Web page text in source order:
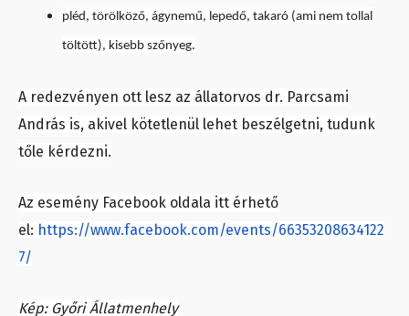
pléd, törölköző, ágynemű, lepedő, takaró (ami nem tollal
töltött), kisebb szőnyeg.
A redezvényen ott lesz az állatorvos dr. Parcsami
András is, akivel kötetlenül lehet beszélgetni, tudunk
tőle kérdezni.
Az esemény Facebook oldala itt érhető
el: https://www.facebook.com/events/66353208634122
7/
Kép: Győri Állatmenhely